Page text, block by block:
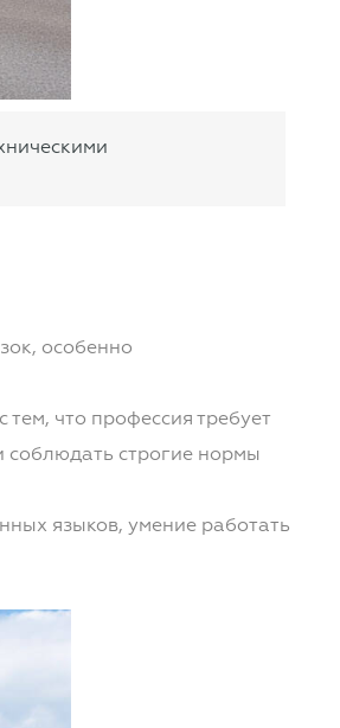
особенно
что профессия требует
соблюдать строгие нормы
языков, умение работать